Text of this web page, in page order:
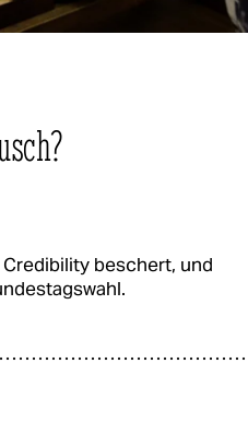
beschert, und